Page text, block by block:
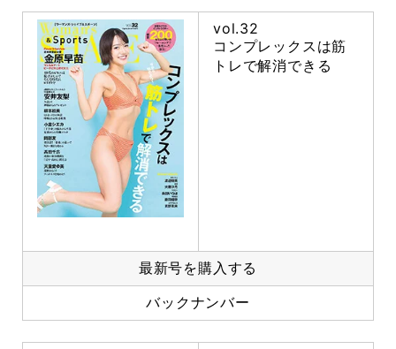
vol.32
コンプレックスは筋
トレで解消できる
最新号を購入する
バックナンバー